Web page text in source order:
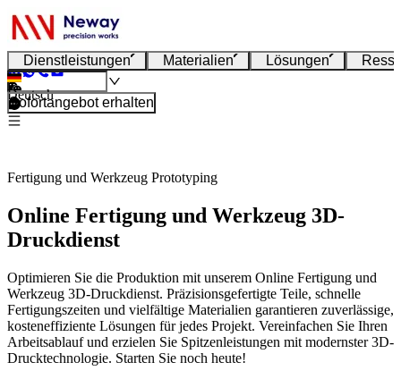
Dienstleistungen Materialien Lösungen
Deutsch
Sofortangebot erhalten
Fertigung und Werkzeug Prototyping
Online Fertigung und Werkzeug 3D-
Druckdienst
Optimieren Sie die Produktion mit unserem Online Fertigung und
Werkzeug 3D-Druckdienst. Präzisionsgefertigte Teile, schnelle
Fertigungszeiten und vielfältige Materialien garantieren zuverlässige,
kosteneffiziente Lösungen für jedes Projekt. Vereinfachen Sie Ihren
Arbeitsablauf und erzielen Sie Spitzenleistungen mit modernster 3D-
Drucktechnologie. Starten Sie noch heute!